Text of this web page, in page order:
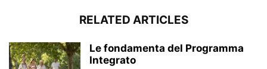
RELATED ARTICLES
Le fondamenta del Programma
Integrato